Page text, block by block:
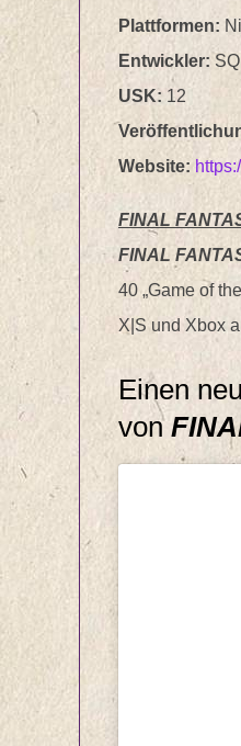
Plattformen:
Entwickler:
USK: 12
Website:
FINAL
FINAL
40 „Game of
X|S und Xbox
Einen
von